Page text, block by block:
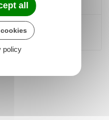
?
t-il ses droits à
?
all
policy